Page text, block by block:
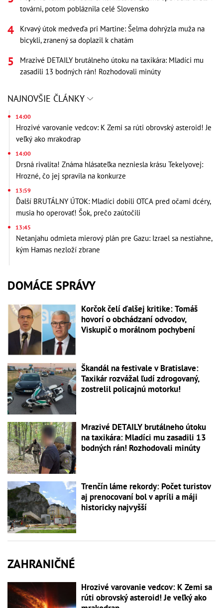
továrni, potom pobláznila celé Slovensko
Krvavý útok medveďa pri Martine: Šelma dohrýzla muža na
bicykli, zranený sa doplazil k chatám
Mrazivé DETAILY brutálneho útoku na taxikára: Mladíci mu
zasadili 13 bodných rán! Rozhodovali minúty
NAJNOVŠIE ČLÁNKY
14:00
Hrozivé varovanie vedcov: K Zemi sa rúti obrovský asteroid! Je
veľký ako mrakodrap
14:00
Drsná rivalita! Známa hlásateľka nezniesla krásu Tekelyovej:
Hrozné, čo jej spravila na konkurze
13:59
Ďalší BRUTÁLNY ÚTOK: Mladíci dobili OTCA pred očami dcéry,
musia ho operovať! Šok, prečo zaútočili
13:45
Netanjahu odmieta mierový plán pre Gazu: Izrael sa nestiahne,
kým Hamas nezloží zbrane
DOMÁCE SPRÁVY
Korčok čelí ďalšej kritike: Tomáš
hovorí o obchádzaní odvodov,
Viskupič o morálnom pochybení
Škandál na festivale v Bratislave:
Taxikár rozvážal ľudí zdrogovaný,
zostrelil policajnú motorku!
Mrazivé DETAILY brutálneho útoku
na taxikára: Mladíci mu zasadili 13
bodných rán! Rozhodovali minúty
Trenčín láme rekordy: Počet turistov
aj prenocovaní bol v apríli a máji
historicky najvyšší
ZAHRANIČNÉ
Hrozivé varovanie vedcov: K Zemi sa
rúti obrovský asteroid! Je veľký ako